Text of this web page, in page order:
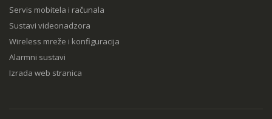
Servis mobitela i računala
Sustavi videonadzora
Wireless mreže i konfiguracija
Alarmni sustavi
Izrada web stranica